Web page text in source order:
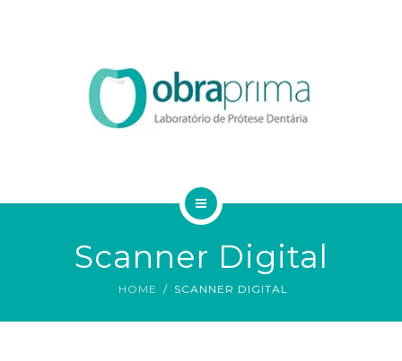
ORDEM DE SERVIÇO
QUEM SOMOSScanner Digital
HOME SCANNER DIGITAL